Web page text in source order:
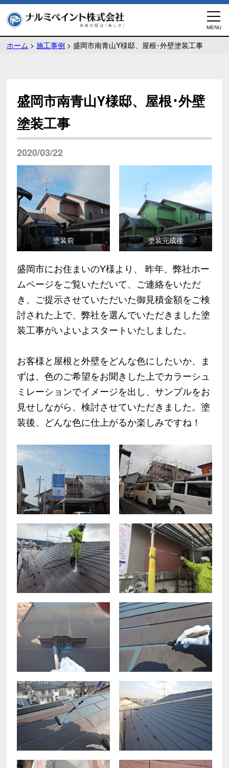
ホーム >施工事例 >盛岡市南青山Y様邸、屋根･外壁塗装工事
盛岡市南青山Y様邸、屋根･外壁
塗装工事
2020/03/22
塗装前 塗装完成後
盛岡市にお住まいのY様より、 昨年、弊社ホー
ムページをご覧いただいて、ご連絡をいただ
き、ご提示させていただいた御見積金額をご検
討された上で、弊社を選んでいただきました塗
装工事がいよいよスタートいたしました。
お客様と屋根と外壁をどんな色にしたいか、ま
ずは、色のご希望をお聞きした上でカラーシュ
ミレーションでイメージを出し、サンプルをお
見せしながら、検討させていただきました。塗
装後、どんな色に仕上がるか楽しみですね！